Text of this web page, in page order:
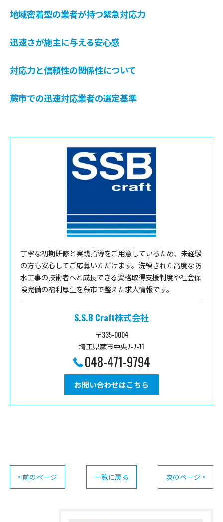
地域密着型の業者が持つ緊急対応力
迅速さが施主に与える安心感
対応力と信頼性の関係性について
蕨市での迅速対応業者の選定基準
丁寧な初期研修と実践指導をご用意しているため、未経験
の方も安心してご応募いただけます。洗練された高度な防
水工事の技術者へと成長できる資格取得支援制度や社会保
険完備の福利厚生を蕨市で整えた求人情報です。
S.S.B Craft株式会社
〒335-0004
埼玉県蕨市中央7-7-11
048-471-9794
お問い合わせはこちら
< 前のページ 一覧に戻る 次のページ >